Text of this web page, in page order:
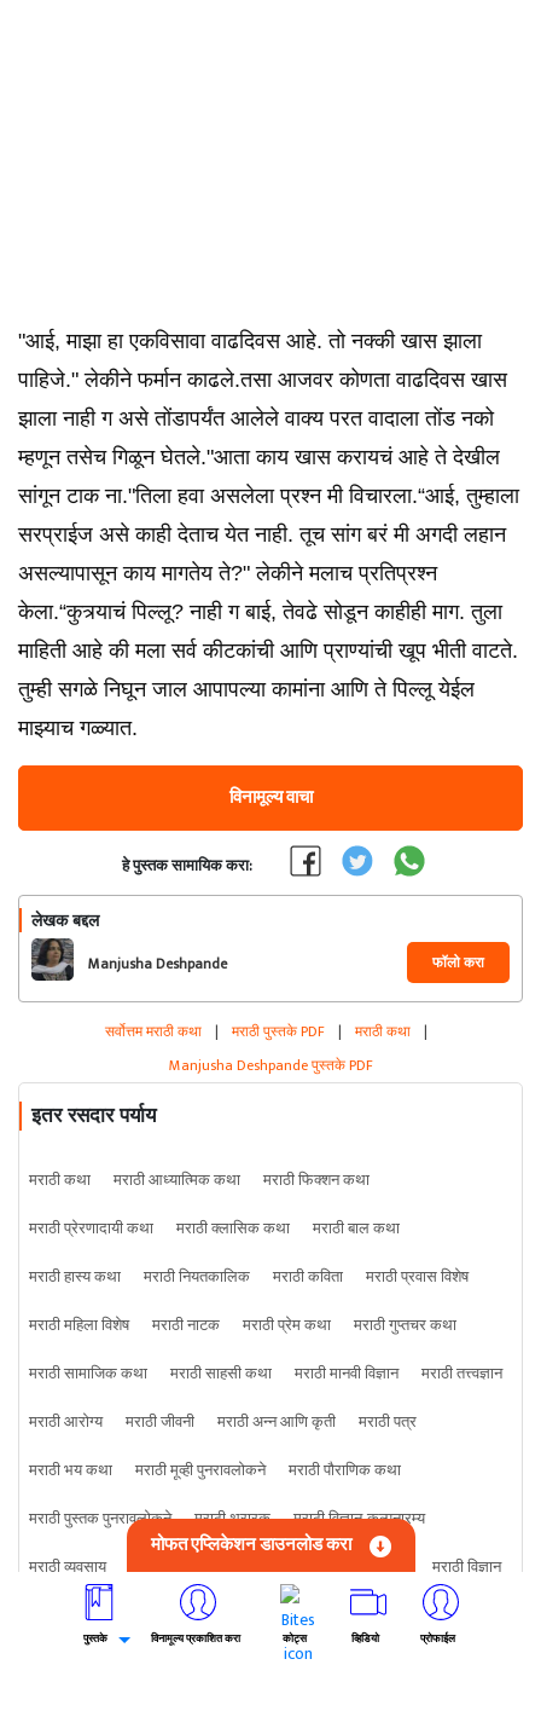
"आई, माझा हा एकविसावा वाढदिवस आहे. तो नक्की खास झाला
पाहिजे." लेकीने फर्मान काढले.तसा आजवर कोणता वाढदिवस खास
झाला नाही ग असे तोंडापर्यंत आलेले वाक्य परत वादाला तोंड नको
म्हणून तसेच गिळून घेतले."आता काय खास करायचं आहे ते देखील
सांगून टाक ना."तिला हवा असलेला प्रश्न मी विचारला.“आई, तुम्हाला
सरप्राईज असे काही देताच येत नाही. तूच सांग बरं मी अगदी लहान
असल्यापासून काय मागतेय ते?" लेकीने मलाच प्रतिप्रश्न
केला.“कुत्र्याचं पिल्लू? नाही ग बाई, तेवढे सोडून काहीही माग. तुला
माहिती आहे की मला सर्व कीटकांची आणि प्राण्यांची खूप भीती वाटते.
तुम्ही सगळे निघून जाल आपापल्या कामांना आणि ते पिल्लू येईल
माझ्याच गळ्यात.
विनामूल्य वाचा
हे पुस्तक सामायिक करा:
लेखक बद्दल
Manjusha Deshpande फॉलो करा
सर्वोत्तम मराठी कथा | मराठी पुस्तके PDF | मराठी कथा |
Manjusha Deshpande पुस्तके PDF
इतर रसदार पर्याय
मराठी कथा मराठी आध्यात्मिक कथा
मराठी फिक्शन कथा
मराठी प्रेरणादायी कथा
मराठी क्लासिक कथा
मराठी बाल कथा
मराठी हास्य कथा
मराठी नियतकालिक मराठी कविता
मराठी प्रवास विशेष
मराठी महिला विशेष
मराठी नाटक मराठी प्रेम कथा
मराठी गुप्तचर कथा
मराठी सामाजिक कथा
मराठी साहसी कथा मराठी मानवी विज्ञान
मराठी तत्त्वज्ञान
मराठी आरोग्य
मराठी जीवनी मराठी अन्न आणि कृती
मराठी पत्र
मराठी भय कथा
मराठी मूव्ही पुनरावलोकने
मराठी पौराणिक कथा
मराठी पुस्तक पुनरावलोकने
मराठी थरारक
मराठी विज्ञान-कल्पनारम्य
मराठी व्यवसाय
मराठी खेळ मराठी प्राणी मराठी ज्योतिषशास्त्र
मराठी विज्ञान
मराठी काहीही
मराठी क्राइम कथा
मोफत एप्लिकेशन डाउनलोड करा
पुस्तके विनामूल्य प्रकाशित करा कोट्स व्हिडियो प्रोफाईल